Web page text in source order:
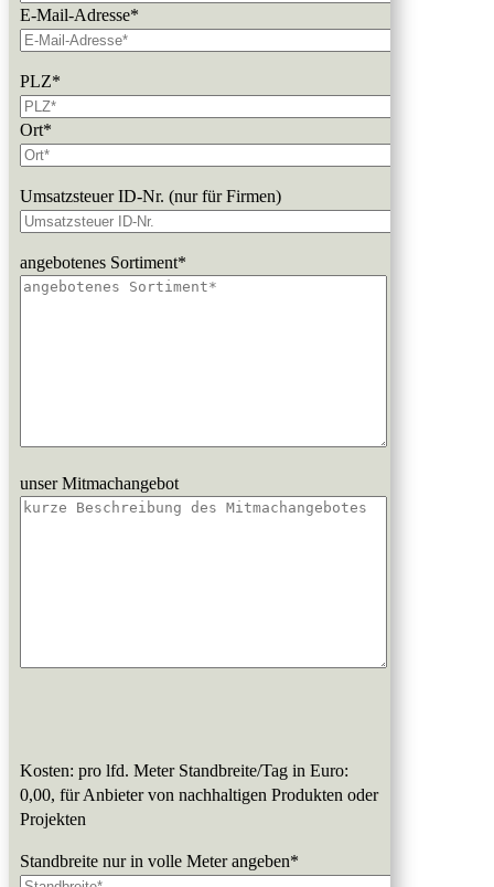
E-Mail-Adresse*
PLZ*
Ort*
Umsatzsteuer ID-Nr. (nur für Firmen)
angebotenes Sortiment*
unser Mitmachangebot
Kosten: pro lfd. Meter Standbreite/Tag in Euro:
0,00, für Anbieter von nachhaltigen Produkten oder
Projekten
Standbreite nur in volle Meter angeben*